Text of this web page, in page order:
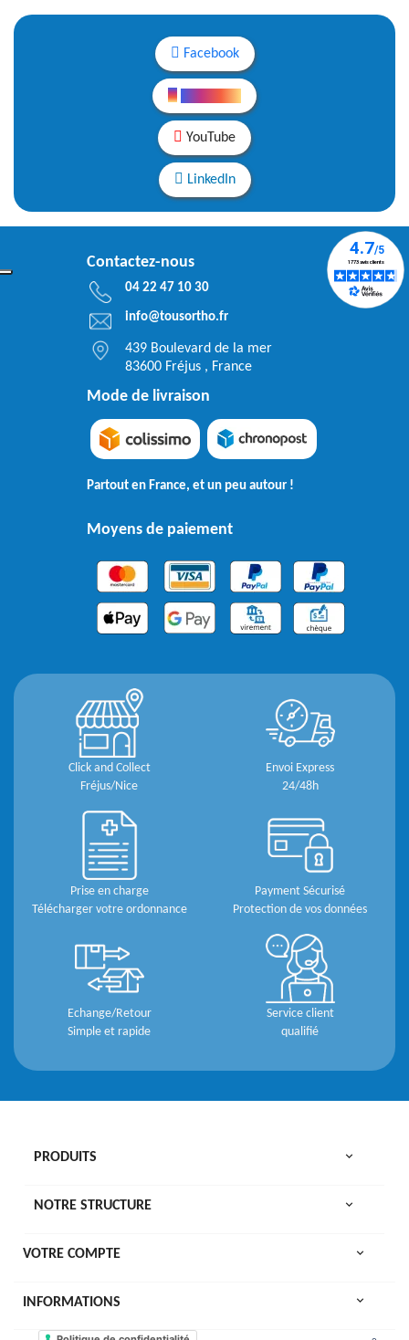
Facebook
YouTube
LinkedIn
Contactez-nous
04 22 47 10 30
info@tousortho.fr
439 Boulevard de la mer
83600 Fréjus , France
Mode de livraison
Partout en France, et un peu autour !
Moyens de paiement
Click and Collect
Fréjus/Nice
Envoi Express
24/48h
Prise en charge
Télécharger votre ordonnance
Payment Sécurisé
Protection de vos données
Echange/Retour
Simple et rapide
Service client
qualifié
PRODUITS 
NOTRE STRUCTURE 
VOTRE COMPTE 
INFORMATIONS keyboard_arrow_down